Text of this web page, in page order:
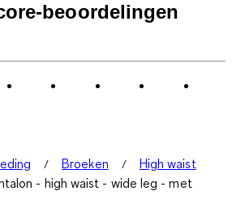
beoordelingen
Broeken
High waist
- high waist - wide leg - met